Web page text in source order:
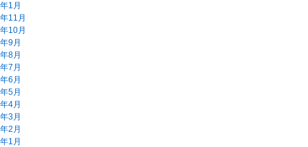
1月
11月
10月
9月
8月
7月
6月
5月
4月
3月
2月
1月